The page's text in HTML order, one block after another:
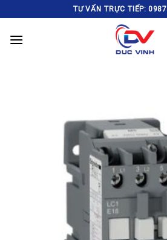
to
content
TƯ VẤN TRỰC TIẾP: